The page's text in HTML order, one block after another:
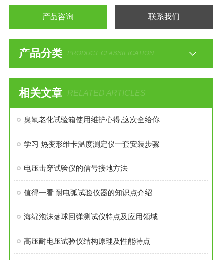
产品咨询 联系我们
产品分类 PRODUCT CLASSIFICATION
相关文章 RELATED ARTICLES
臭氧老化试验箱使用维护心得,这次全给你
学习 热变形维卡温度测定仪一套安装步骤
电压击穿试验仪的信号接地方法
值得一看 耐电弧试验仪器的知识点介绍
海绵泡沫落球回弹测试仪特点及应用领域
高压耐电压试验仪结构原理及性能特点